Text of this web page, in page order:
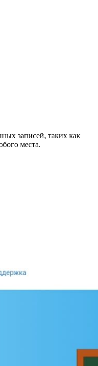
записей, таких как
места.